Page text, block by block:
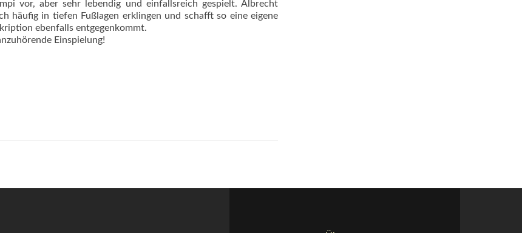
vor, aber sehr lebendig und einfallsreich gespielt. Albrecht
häufig in tiefen Fußlagen erklingen und schafft so eine eigene
ebenfalls entgegenkommt.
Einspielung!